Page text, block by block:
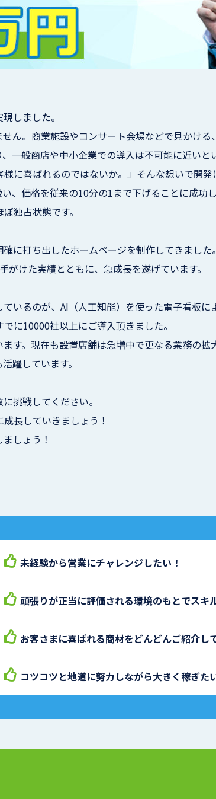
しました。
ん。商業施設やコンサート会場などで見かけ
一般商店や中小企業での導入は不可能に近いと
に喜ばれるのではないか。」そんな想いで開
、価格を従来の10分の1まで下げることに成功
独占状態です。
に打ち出したホームページを制作してきました
けた実績とともに、急成長を遂げています。
いるのが、AI（人工知能）を使った電子看板に
に10000社以上にご導入頂きました。
す。現在も設置店舗は急増中で更なる業務の拡
躍しています。
挑戦してください。
長していきましょう！
しょう！
未経験から営業にチャレンジしたい！
頑張りが正当に評価される環境のもとでスキ
お客さまに喜ばれる商材をどんどんご紹介し
コツコツと地道に努力しながら大きく稼ぎた